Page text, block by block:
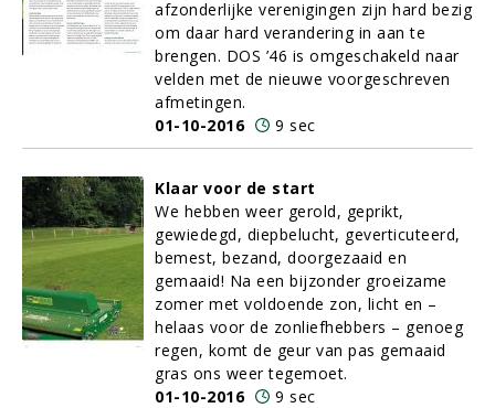
afzonderlijke verenigingen zijn hard bezig
om daar hard verandering in aan te
brengen. DOS ’46 is omgeschakeld naar
velden met de nieuwe voorgeschreven
afmetingen.
01-10-2016
9 sec
Klaar voor de start
We hebben weer gerold, geprikt,
gewiedegd, diepbelucht, geverticuteerd,
bemest, bezand, doorgezaaid en
gemaaid! Na een bijzonder groeizame
zomer met voldoende zon, licht en –
helaas voor de zonliefhebbers – genoeg
regen, komt de geur van pas gemaaid
gras ons weer tegemoet.
01-10-2016
9 sec